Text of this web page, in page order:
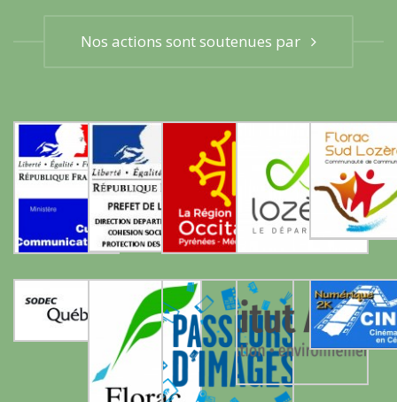
Nos actions sont soutenues par